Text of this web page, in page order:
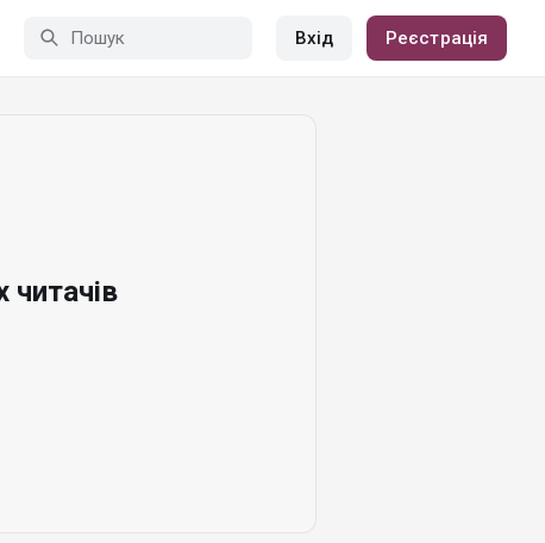
Вхід Реєстрація